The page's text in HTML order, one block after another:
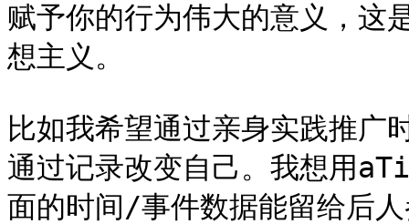
赋予你的行为伟大的意义，这
想主义。
比如我希望通过亲身实践推广
通过记录改变自己。我想用
面的时间/事件数据能留给后